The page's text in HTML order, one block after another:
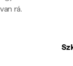
van rá.